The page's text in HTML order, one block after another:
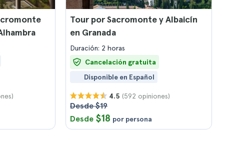
Tour por Sacromonte y Albaicín
en Granada
Duración: 2 horas
Cancelación gratuita
Disponible en Español
4.5 (592 opiniones)
Desde $19
Desde $18 por persona